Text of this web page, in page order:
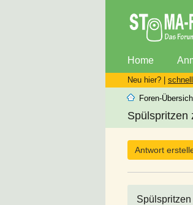
Home
Neu hier? |
Foren-
Spülspritzen
Antwort